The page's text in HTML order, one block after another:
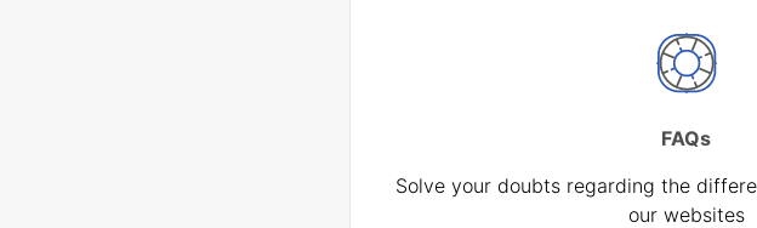
FAQs
Solve your doubts regarding the
our websites